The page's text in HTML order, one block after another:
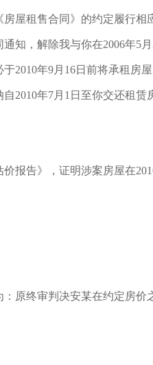
屋租售合同》的约定履行相
知，解除我与你在2006年5
2010年9月16日前将承租房
2010年7月1日至你交还租赁
告》，证明涉案房屋在
终审判决安某在约定房价